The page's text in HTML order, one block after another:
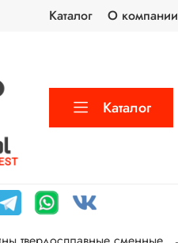
Каталог О компании
Каталог